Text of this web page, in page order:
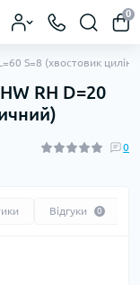
0
S=8 (хвостовик
RH D=20
0
Відгуки 0